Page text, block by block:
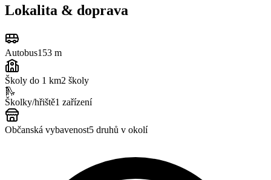
Lokalita & doprava
Autobus153 m
Školy do 1 km2 školy
🛝
Školky/hřiště1 zařízení
Občanská vybavenost5 druhů v okolí